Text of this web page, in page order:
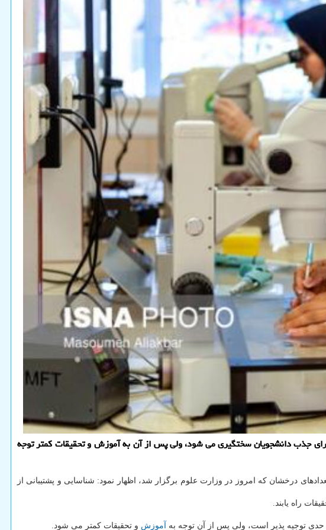
جذب دانشجویان سختگیری می شود، ولی پس از آن به آموزش و تحقیقات کمتر توجه
درخشان که امروز در وزارت علوم برگزار شد، اظهار نمود: شناسایی و پشتیبانی از
راه یابند.
توجیه پذیر است، ولی پس از آن توجه به آموزش و تحقیقات کمتر می شود.